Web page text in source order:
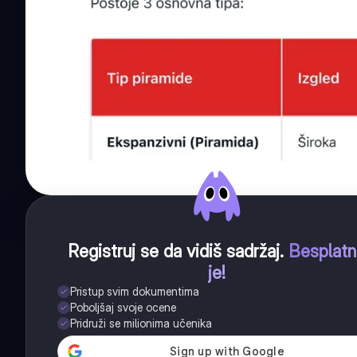
Registruj se da vidiš sadržaj.
je!
Pristup svim dokumentima
Poboljšaj svoje ocene
Pridruži se milionima učenika